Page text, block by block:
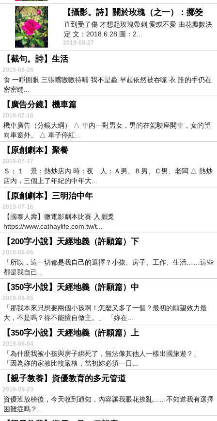
【攝影。詩】關於玫瑰（之一）：擲筊
直到受了傷 才想起玫瑰帶刺 愛或不愛 由花瓣數決
定 文：2018.6.28 圖：2...
2019-08-27
【截句。詩】生活
2019-08-26
食 一睜開眼 三張嘴嗷嗷待哺 我不是蟲 早起依然被吞噬 衣 誰的手仍在
密密縫...
【廣告分鏡】機車篇
2019-07-18
機車廣告（分鏡大綱） △ 車內一對男女，男的在駕駛座開車，女的望
向車窗外。 △ 車子停紅...
【原創劇本】聚餐
2019-07-17
Ｓ：１ 景：熱炒店內 時：夜 人：Ａ男、Ｂ男、Ｃ男、老闆 △ 熱炒
店內，三個上了年紀的中年大...
【原創劇本】三明治中年
2019-07-16
【國泰人壽】微電影劇本比賽 入圍獎
https://www.cathaylife.com.tw/t...
【200字小說】天經地義（許願篇）下
2019-06-06
「所以，這一切都是我自己的選擇？小孩、房子、工作、生活……這些
都是我自己...
【350字小說】天經地義（許願篇）中
2019-06-05
「那我本來只想要兩個小孩啊！怎麼又多了一個？最初的願望效力最
大，不是嗎？祢不能擅自做主。」 「妳在...
【350字小說】天經地義（許願篇）上
2019-06-04
「為什麼我被小孩與房子綁死了，無法像其他人一樣出國旅遊？」
「因為妳的家教比較嚴格，當初妳必須一日...
【親子教養】資優教育的多元管道
2019-05-23
資優班放榜後，今天收到通知，內容讓我眼花撩亂……不知道我有選擇
困難症嗎？...